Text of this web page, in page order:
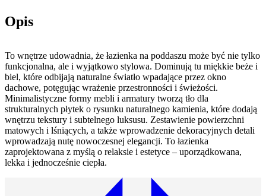
Opis
To wnętrze udowadnia, że łazienka na poddaszu może być nie tylko
funkcjonalna, ale i wyjątkowo stylowa. Dominują tu miękkie beże i
biel, które odbijają naturalne światło wpadające przez okno
dachowe, potęgując wrażenie przestronności i świeżości.
Minimalistyczne formy mebli i armatury tworzą tło dla
strukturalnych płytek o rysunku naturalnego kamienia, które dodają
wnętrzu tekstury i subtelnego luksusu. Zestawienie powierzchni
matowych i lśniących, a także wprowadzenie dekoracyjnych detali
wprowadzają nutę nowoczesnej elegancji. To łazienka
zaprojektowana z myślą o relaksie i estetyce – uporządkowana,
lekka i jednocześnie ciepła.